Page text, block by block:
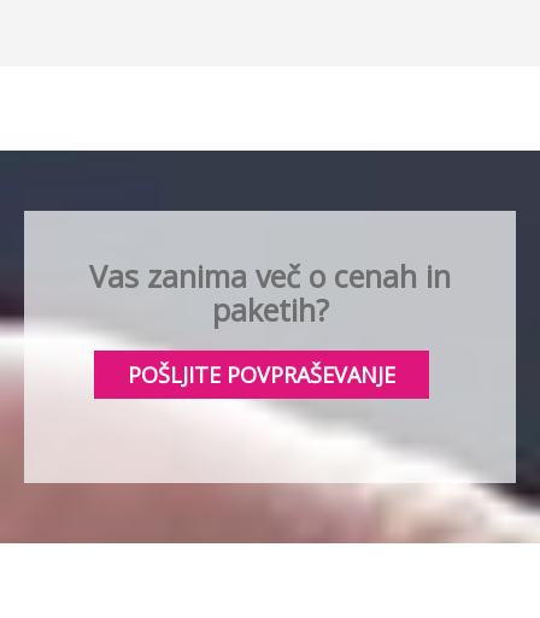
Vas zanima več o cenah in
paketih?
POŠLJITE POVPRAŠEVANJE